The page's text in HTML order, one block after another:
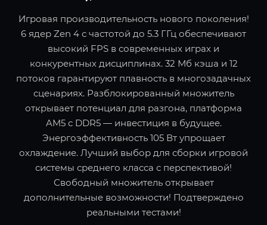
Игровая производительность нового поколения!
6 ядер Zen 4 с частотой до 5.3 ГГц обеспечивают
высокий FPS в современных играх и
конкурентных дисциплинах. 32 Мб кэша и 12
потоков гарантируют плавность в многозадачных
сценариях. Разблокированный множитель
открывает потенциал для разгона, платформа
AM5 с DDR5 — инвестиция в будущее.
Энергоэффективность 105 Вт упрощает
охлаждение. Лучший выбор для сборки игровой
системы среднего класса с перспективой!
Свободный множитель открывает
дополнительные возможности! Подтверждено
реальными тестами!